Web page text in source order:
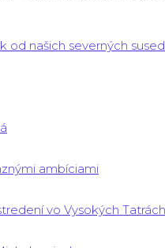
od našich severných
ambíciami
vo Vysokých Tatrách